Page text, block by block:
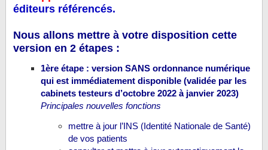
éditeurs référencés.
Nous allons mettre à votre disposition cette
version en 2 étapes :
1ère étape : version SANS ordonnance numérique
qui est immédiatement disponible (validée par les
cabinets testeurs d’octobre 2022 à janvier 2023)
Principales nouvelles fonctions
mettre à jour l’INS (Identité Nationale de Santé)
de vos patients